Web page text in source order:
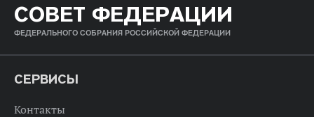
СОВЕТ ФЕДЕРАЦИИ
ФЕДЕРАЛЬНОГО СОБРАНИЯ РОССИЙСКОЙ ФЕДЕРАЦИИ
СЕРВИСЫ
Контакты